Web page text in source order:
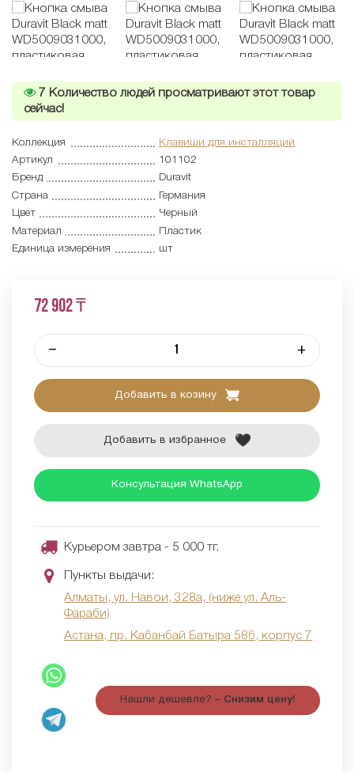
7 Количество людей просматривают этот товар
сейчас!
Коллекция
Клавиши для инсталляций
Артикул
101102
Бренд
Duravit
Страна
Германия
Цвет
Черный
Материал
Пластик
Единица измерения
шт
72 902 ₸
– +
Добавить в козину
Добавить в избранное
Консультация WhatsApp
Курьером завтра - 5 000 тг.
Пункты выдачи:
Алматы, ул. Навои, 328а, (ниже ул. Аль-
Фараби)
Астана, пр. Кабанбай Батыра 58б, корпус 7
Нашли дешевле? – Снизим цену!